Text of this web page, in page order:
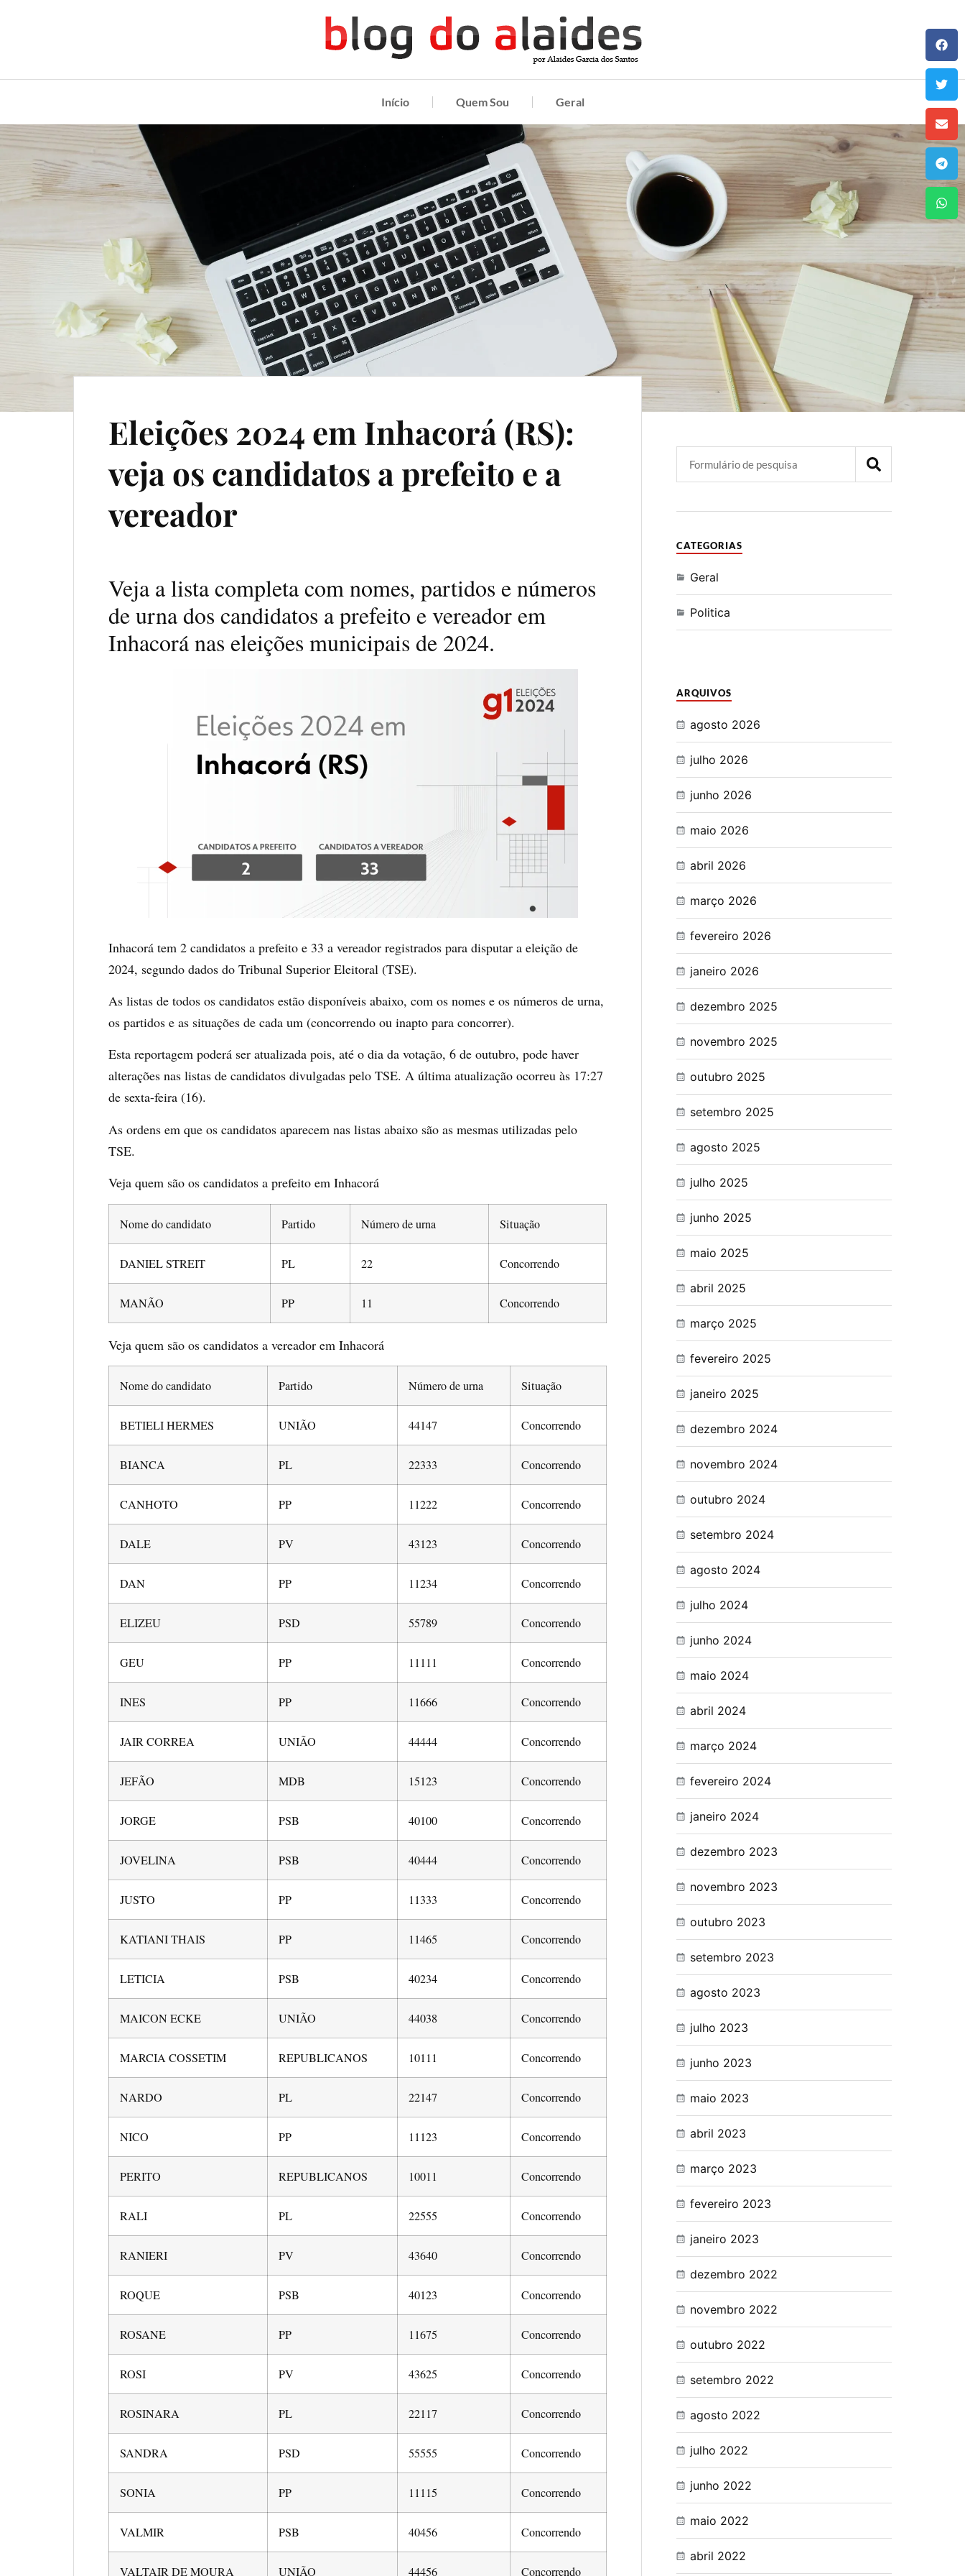
Início Quem Sou Geral
Eleições 2024 em Inhacorá (RS):
veja os candidatos a prefeito e a
vereador
Veja a lista completa com nomes, partidos e números
de urna dos candidatos a prefeito e vereador em
Inhacorá nas eleições municipais de 2024.
Inhacorá tem 2 candidatos a prefeito e 33 a vereador registrados para disputar a eleição de
2024, segundo dados do Tribunal Superior Eleitoral (TSE).
As listas de todos os candidatos estão disponíveis abaixo, com os nomes e os números de urna,
os partidos e as situações de cada um (concorrendo ou inapto para concorrer).
Esta reportagem poderá ser atualizada pois, até o dia da votação, 6 de outubro, pode haver
alterações nas listas de candidatos divulgadas pelo TSE. A última atualização ocorreu às 17:27
de sexta-feira (16).
As ordens em que os candidatos aparecem nas listas abaixo são as mesmas utilizadas pelo
TSE.
Veja quem são os candidatos a prefeito em Inhacorá
Nome do candidato Partido Número de urna Situação
DANIEL STREIT PL 22 Concorrendo
MANÃO PP 11 Concorrendo
Veja quem são os candidatos a vereador em Inhacorá
Nome do candidato Partido Número de urna Situação
BETIELI HERMES UNIÃO 44147 Concorrendo
BIANCA PL 22333 Concorrendo
CANHOTO PP 11222 Concorrendo
DALE PV 43123 Concorrendo
DAN PP 11234 Concorrendo
ELIZEU PSD 55789 Concorrendo
GEU PP 11111 Concorrendo
INES PP 11666 Concorrendo
JAIR CORREA UNIÃO 44444 Concorrendo
JEFÃO MDB 15123 Concorrendo
JORGE PSB 40100 Concorrendo
JOVELINA PSB 40444 Concorrendo
JUSTO PP 11333 Concorrendo
KATIANI THAIS PP 11465 Concorrendo
LETICIA PSB 40234 Concorrendo
MAICON ECKE UNIÃO 44038 Concorrendo
MARCIA COSSETIM REPUBLICANOS 10111 Concorrendo
NARDO PL 22147 Concorrendo
NICO PP 11123 Concorrendo
PERITO REPUBLICANOS 10011 Concorrendo
RALI PL 22555 Concorrendo
RANIERI PV 43640 Concorrendo
ROQUE PSB 40123 Concorrendo
ROSANE PP 11675 Concorrendo
ROSI PV 43625 Concorrendo
ROSINARA PL 22117 Concorrendo
SANDRA PSD 55555 Concorrendo
SONIA PP 11115 Concorrendo
VALMIR PSB 40456 Concorrendo
VALTAIR DE MOURA UNIÃO 44456 Concorrendo
CATEGORIAS
Geral
Politica
ARQUIVOS
agosto 2026
julho 2026
junho 2026
maio 2026
abril 2026
março 2026
fevereiro 2026
janeiro 2026
dezembro 2025
novembro 2025
outubro 2025
setembro 2025
agosto 2025
julho 2025
junho 2025
maio 2025
abril 2025
março 2025
fevereiro 2025
janeiro 2025
dezembro 2024
novembro 2024
outubro 2024
setembro 2024
agosto 2024
julho 2024
junho 2024
maio 2024
abril 2024
março 2024
fevereiro 2024
janeiro 2024
dezembro 2023
novembro 2023
outubro 2023
setembro 2023
agosto 2023
julho 2023
junho 2023
maio 2023
abril 2023
março 2023
fevereiro 2023
janeiro 2023
dezembro 2022
novembro 2022
outubro 2022
setembro 2022
agosto 2022
julho 2022
junho 2022
maio 2022
abril 2022